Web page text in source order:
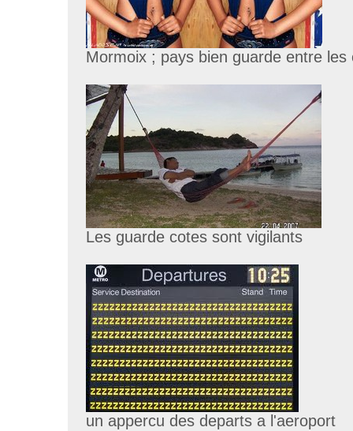
Mormoix ; pays bien guarde entre les
Les guarde cotes sont vigilants
un appercu des departs a l'aeroport